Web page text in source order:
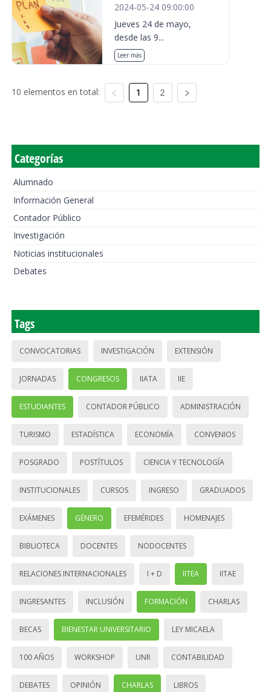
2024-05-24 09:00:00
Jueves 24 de mayo,
desde las 9...
Leer más
10 elementos en total: 1 2
Categorías
Alumnado
Información General
Contador Público
Investigación
Noticias institucionales
Debates
Tags
CONVOCATORIAS INVESTIGACIÓN EXTENSIÓN
JORNADAS CONGRESOS IIATA IIE
ESTUDIANTES CONTADOR PÚBLICO ADMINISTRACIÓN
TURISMO ESTADÍSTICA ECONOMÍA CONVENIOS
POSGRADO POSTÍTULOS CIENCIA Y TECNOLOGÍA
INSTITUCIONALES CURSOS INGRESO GRADUADOS
EXÁMENES GÉNERO EFEMÉRIDES HOMENAJES
BIBLIOTECA DOCENTES NODOCENTES
RELACIONES INTERNACIONALES I + D IITEA IITAE
INGRESANTES INCLUSIÓN FORMACIÓN CHARLAS
BECAS BIENESTAR UNIVERSITARIO LEY MICAELA
100 AÑOS WORKSHOP UNR CONTABILIDAD
DEBATES OPINIÓN CHARLAS LIBROS